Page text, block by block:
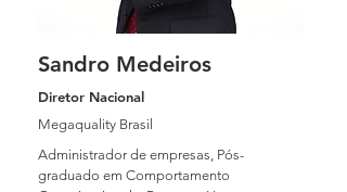
Sandro Medeiros
Diretor Nacional
Megaquality Brasil
Administrador de empresas, Pós-
graduado em Comportamento